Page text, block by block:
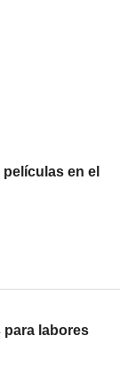
en el
para labores